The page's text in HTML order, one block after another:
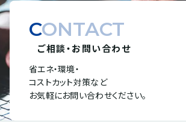
CONTACT
ご相談・お問い合わせ
省エネ・環境・
コストカット対策など
お気軽にお問い合わせください。